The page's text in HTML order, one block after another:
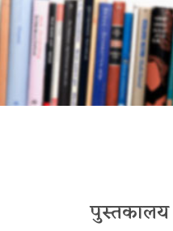
पुस्तकालय